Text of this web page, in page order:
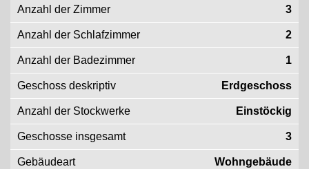
Anzahl der Zimmer 3
Anzahl der Schlafzimmer 2
Anzahl der Badezimmer 1
Geschoss deskriptiv Erdgeschoss
Anzahl der Stockwerke Einstöckig
Geschosse insgesamt 3
Gebäudeart Wohngebäude